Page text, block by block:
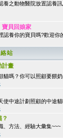
養之動物醫院放置認養
寶貝回娘家
認養你的寶貝嗎?歡迎
站
計畫
貓嗎？你可以照顧要餵
使中途計劃照顧的中途
？
、方法、經驗大彙集~~~